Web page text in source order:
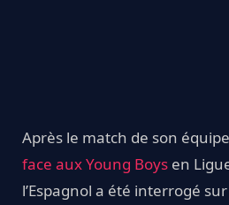
Après le match de son
face aux Young Boys en
l’Espagnol a été interrogé